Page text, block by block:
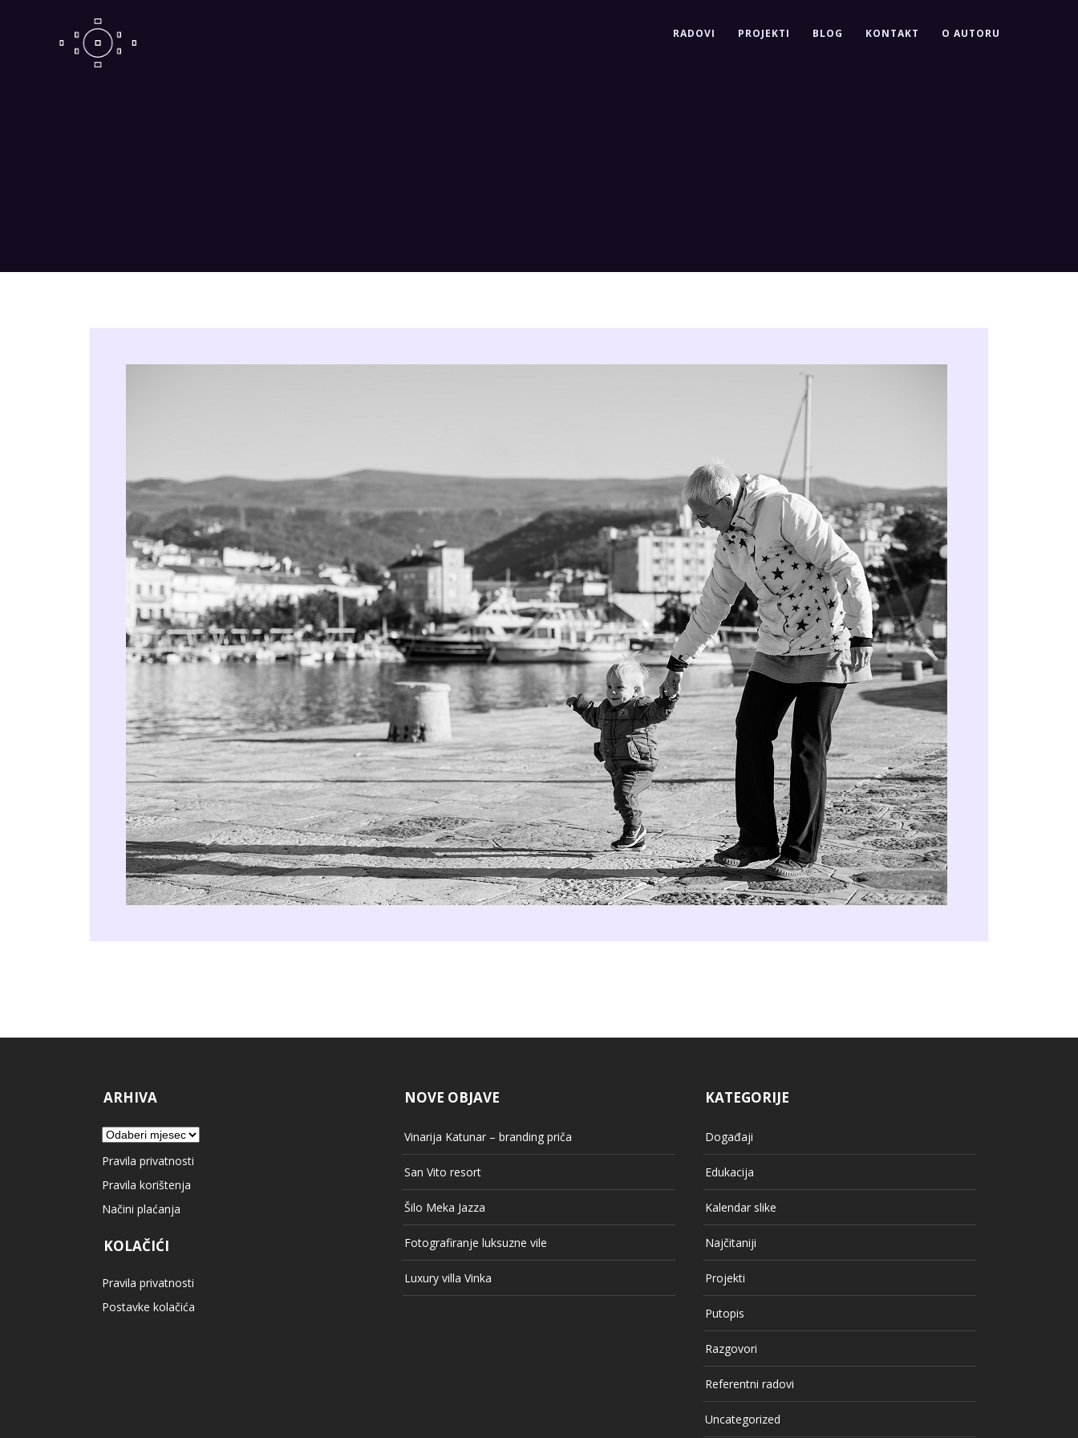
RADOVI PROJEKTI BLOG KONTAKT O AUTORU
ARHIVA
Arhiva
Pravila privatnosti
Pravila korištenja
Načini plaćanja
KOLAČIĆI
Pravila privatnosti
Postavke kolačića
NOVE OBJAVE
Vinarija Katunar – branding priča
San Vito resort
Šilo Meka Jazza
Fotografiranje luksuzne vile
Luxury villa Vinka
KATEGORIJE
Događaji
Edukacija
Kalendar slike
Najčitaniji
Projekti
Putopis
Razgovori
Referentni radovi
Uncategorized